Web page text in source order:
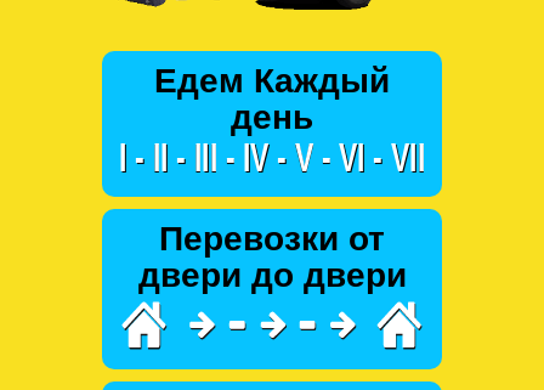
Едем Каждый
день
Перевозки от
двери до двери